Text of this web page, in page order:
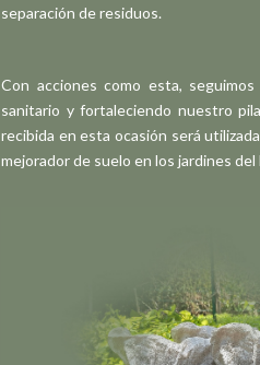
separación de residuos.
Con acciones como esta,
sanitario y fortaleciendo nuestro
recibida en esta ocasión será
mejorador de suelo en los jardines del